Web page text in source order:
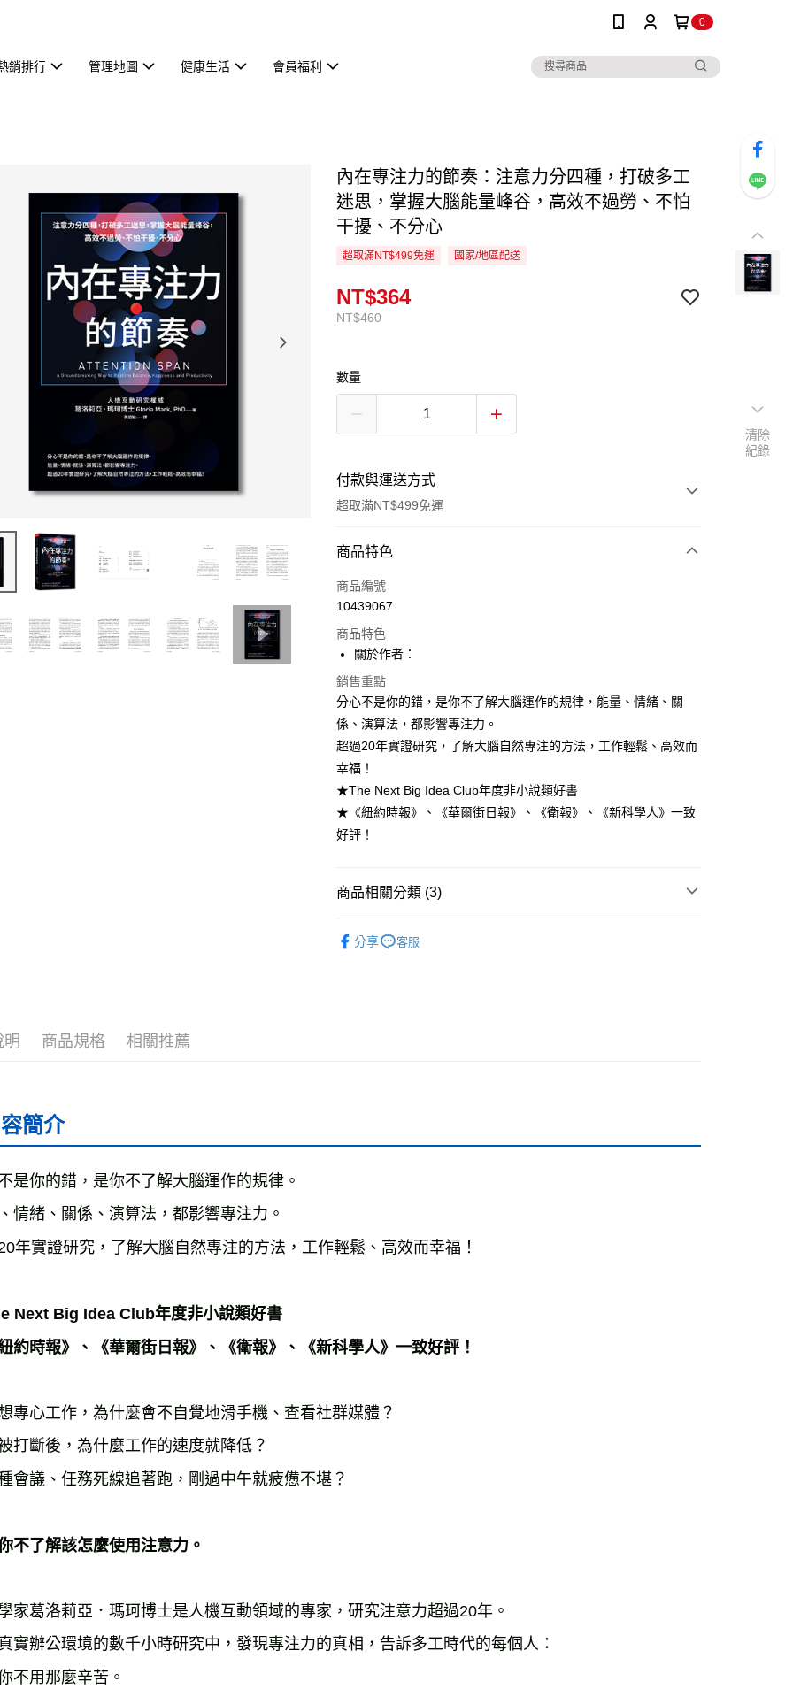
0
銷排行 管理地圖 健康生活 會員福利
內在專注力的節奏：注意力分四種，打破多工
迷思，掌握大腦能量峰谷，高效不過勞、不怕
干擾、不分心
超取滿NT$499免運 國家/地區配送
NT$460
NT$364
數量
付款與運送方式
超取滿NT$499免運
付款方式
信用卡一次付款
LINE Pay
Apple Pay
悠遊付
運送方式
每筆NT$50，滿NT$499(含以上)免運費
每筆NT$50，滿NT$499(含以上)免運費
雜誌海外運費
商品特色
商品編號
10439067
商品特色
關於作者：
銷售重點
分心不是你的錯，是你不了解大腦運作的規律，能量、情緒、關
係、演算法，都影響專注力。
超過20年實證研究，了解大腦自然專注的方法，工作輕鬆、高效而
幸福！
★The Next Big Idea Club年度非小說類好書
★《紐約時報》、《華爾街日報》、《衛報》、《新科學人》一致
好評！
商品相關分類 (3)
分享 客服
明 商品規格 相關推薦
簡介
是你的錯，是你不了解大腦運作的規律。
情緒、關係、演算法，都影響專注力。
年實證研究，了解大腦自然專注的方法，工作輕鬆、高效而幸福！
Next Big Idea Club年度非小說類好書
約時報》、《華爾街日報》、《衛報》、《新科學人》一致好評！
專心工作，為什麼會不自覺地滑手機、查看社群媒體？
打斷後，為什麼工作的速度就降低？
會議、任務死線追著跑，剛過中午就疲憊不堪？
不了解該怎麼使用注意力。
家葛洛莉亞．瑪珂博士是人機互動領域的專家，研究注意力超過20年。
實辦公環境的數千小時研究中，發現專注力的真相，告訴多工時代的每個人：
不用那麼辛苦。
清除
紀錄